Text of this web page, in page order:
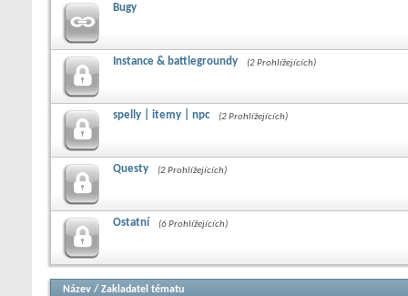
Bugy
Instance & battlegroundy (2 Prohlížejících)
spelly | itemy | npc (2 Prohlížejících)
Questy (2 Prohlížejících)
Ostatní (6 Prohlížejících)
Název / Zakladatel tématu